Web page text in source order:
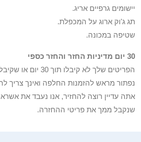
יישומים גרפיים אריג.
תג ג'וק ארוג על המכפלת.
שטיפה במכונה.
30 יום מדיניות החזר והחזר כספי
הפריטים שלך לא
נפתור מראש להזמנות החלפה ואינך צריך
אתה עדיין רוצה להחזיר, אנו נעבד את
שנקבל ממך את פריטי ההחזרה.